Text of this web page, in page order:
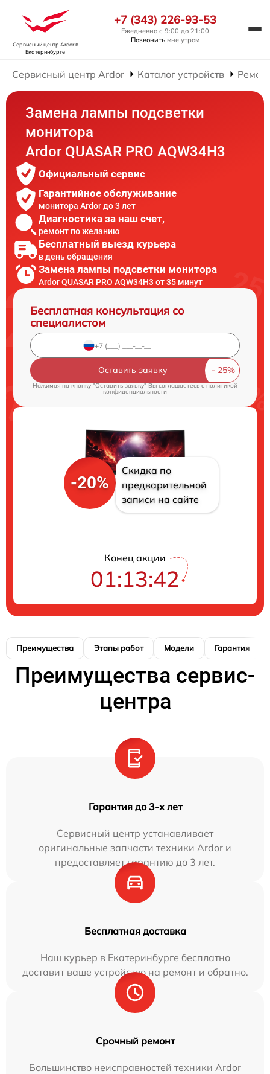
Сервисный центр Ardorв
Екатеринбурге
+7 (343) 226-93-53
Ежедневно с 9:00 до 21:00
Позвонить мне утром
Сервисный центр Ardor Каталог устройств
Замена лампы подсветки
монитора
Ardor QUASAR PRO AQW34H3
Официальный сервис
Гарантийное обслуживание
монитора Ardor до 3 лет
Диагностика за наш счет,
ремонт по желанию
Бесплатный выезд курьера
в день обращения
Замена лампы подсветки монитора
Ardor QUASAR PRO AQW34H3 от 35 минут
Бесплатная консультация со
специалистом
Оставить заявку
Нажимая на кнопку "Оставить заявку" Вы соглашаетесь cполитикой
конфиденциальности
-20%
Скидка по
предварительной
записи на сайте
Конец акции
01:13:41
Преимущества Этапы работ Модели Гарантия
Преимущества сервис-
центра
Гарантия до 3-х лет
Сервисный центр устанавливает
оригинальные запчасти техники Ardor и
предоставляет гарантию до 3 лет.
Бесплатная доставка
Наш курьер в Екатеринбурге бесплатно
доставит ваше устройство на ремонт и обратно.
Срочный ремонт
Большинство неисправностей техники Ardor